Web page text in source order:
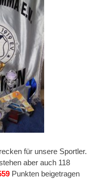
für unsere Sportler.
aber auch 118
Punkten beigetragen